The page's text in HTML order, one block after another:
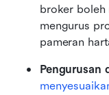
broker boleh
mengurus
pameran
Pengurusan